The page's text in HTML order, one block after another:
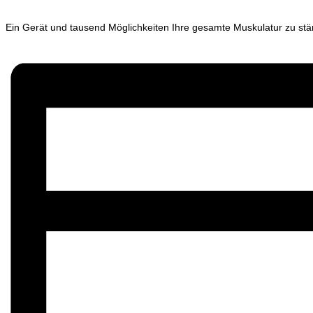
Ein Gerät und tausend Möglichkeiten Ihre gesamte Muskulatur zu